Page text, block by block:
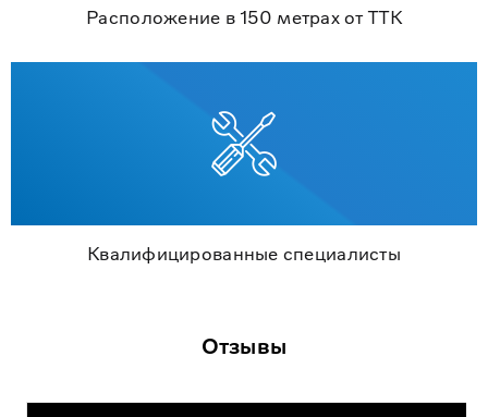
Расположение в 150 метрах от ТТК
Квалифицированные специалисты
Отзывы